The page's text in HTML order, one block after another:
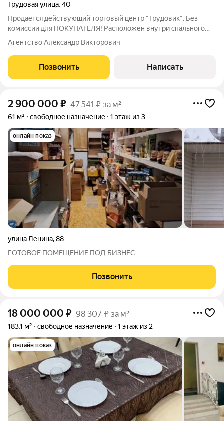
Трудовая улица,40
Продается действующий торговый центр "Трудовик". Без
комиссии для ПОКУПАТЕЛЯ! Расположен внутри спального
района 7 ветров. Очень удобная локация. Пешеходный и
автомобильный трафик, обеспечивает высокую доходность
арендаторам. Арендный поток-
Агентство Александр Викторович
Позвонить Написать
2 900 000 ₽ 47 541 ₽ за м²
61 м² свободное назначение 1 этаж из 3
онлайн показ
улица Ленина,88
ГОТОВОЕ ПОМЕЩЕНИЕ ПОД БИЗНЕС
Позвонить
18 000 000 ₽ 98 307 ₽ за м²
183,1 м² свободное назначение 1 этаж из 2
онлайн показ